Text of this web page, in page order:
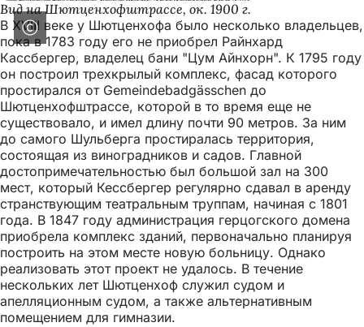
Вид на Шютценхофштрассе, ок. 1900 г.
В XVIII веке у Шютценхофа было несколько владельцев,
пока в 1783 году его не приобрел Райнхард
Кассбергер, владелец бани "Цум Айнхорн". К 1795 году
он построил трехкрылый комплекс, фасад которого
простирался от Gemeindebadgässchen до
Шютценхофштрассе, которой в то время еще не
существовало, и имел длину почти 90 метров. За ним
до самого Шульберга простиралась территория,
состоящая из виноградников и садов. Главной
достопримечательностью был большой зал на 300
мест, который Кессбергер регулярно сдавал в аренду
странствующим театральным труппам, начиная с 1801
года. В 1847 году администрация герцогского домена
приобрела комплекс зданий, первоначально планируя
построить на этом месте новую больницу. Однако
реализовать этот проект не удалось. В течение
нескольких лет Шютценхоф служил судом и
апелляционным судом, а также альтернативным
помещением для гимназии.